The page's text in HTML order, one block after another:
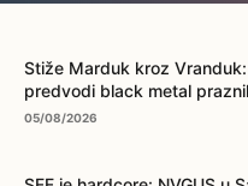
Stiže Marduk kroz
predvodi black metal
05/08/2026